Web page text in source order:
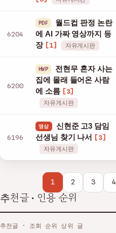
6204
PDF
월드컵 판정 논란
에 AI 가짜 영상까지 등
장 [1] 자유게시판
6200
HWP
전현무 혼자 사는
집에 몰래 들어온 사람
에 소름 [3]
자유게시판
6196
영상
신현준 고3 담임
선생님 찾기 나서
[3]
자유게시판
1 2 3 4
추천글 · 인용 순위
추천글 · 조회 순위 상위 글